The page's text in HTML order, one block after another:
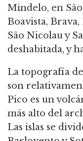
Mindelo, en
Boavista,
São Nicolau y
deshabitada, y
La topografía de
son
Pico es un
más alto del
Las islas se